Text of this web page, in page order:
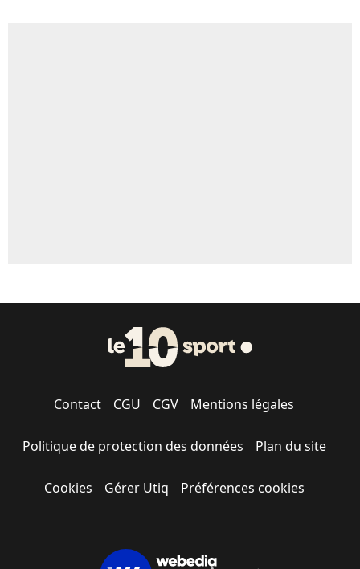
Contact CGU CGV Mentions légales
Politique de protection des données Plan du site
Cookies Gérer Utiq Préférences cookies